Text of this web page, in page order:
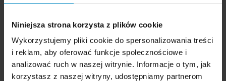
Niniejsza strona korzysta z plików cookie
Wykorzystujemy pliki cookie do spersonalizowania treści
i reklam, aby oferować funkcje społecznościowe i
analizować ruch w naszej witrynie. Informacje o tym, jak
korzystasz z naszej witryny, udostępniamy partnerom
21 marca 2020
Graduation Show 6